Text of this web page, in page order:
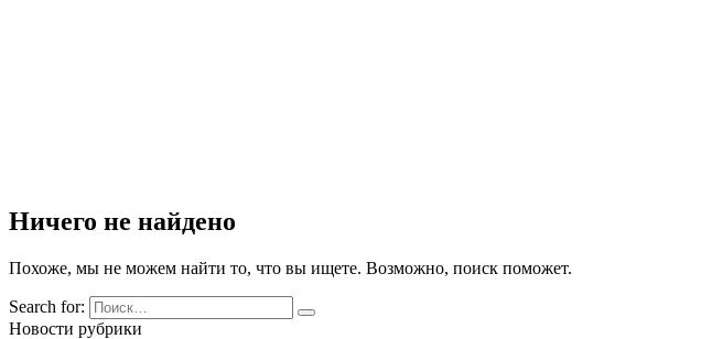
Ничего не найдено
Похоже, мы не можем найти то, что вы ищете. Возможно, поиск поможет.
Search for:
Новости рубрики